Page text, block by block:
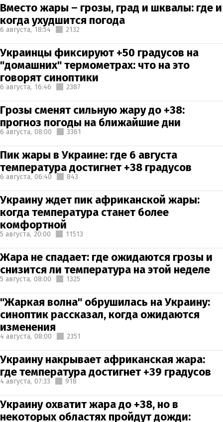
Вместо жары – грозы, град и шквалы: где и
когда ухудшится погода
6 августа, 18:54 2132
Украинцы фиксируют +50 градусов на
"домашних" термометрах: что на это
говорят синоптики
6 августа, 16:46 2387
Грозы сменят сильную жару до +38:
прогноз погоды на ближайшие дни
6 августа, 08:00 3361
Пик жары в Украине: где 6 августа
температура достигнет +38 градусов
6 августа, 06:40 843
Украину ждет пик африканской жары:
когда температура станет более
комфортной
5 августа, 20:00 11513
Жара не спадает: где ожидаются грозы и
снизится ли температура на этой неделе
5 августа, 08:00 1325
"Жаркая волна" обрушилась на Украину:
синоптик рассказал, когда ожидаются
изменения
4 августа, 08:00 2351
Украину накрывает африканская жара:
где температура достигнет +39 градусов
4 августа, 07:33 918
Украину охватит жара до +38, но в
некоторых областях пройдут дожди: